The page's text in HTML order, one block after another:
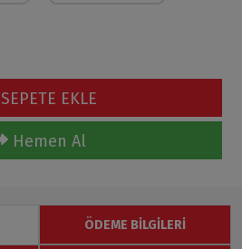
SEPETE EKLE
Hemen Al
ÖDEME BILGILERI